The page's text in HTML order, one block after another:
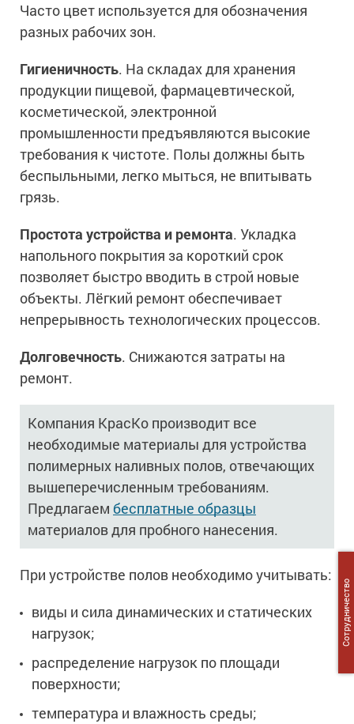
Часто цвет используется для обозначения
разных рабочих зон.
Гигиеничность. На складах для хранения
продукции пищевой, фармацевтической,
косметической, электронной
промышленности предъявляются высокие
требования к чистоте. Полы должны быть
беспыльными, легко мыться, не впитывать
грязь.
Простота устройства и ремонта. Укладка
напольного покрытия за короткий срок
позволяет быстро вводить в строй новые
объекты. Лёгкий ремонт обеспечивает
непрерывность технологических процессов.
Долговечность. Снижаются затраты на
ремонт.
Компания КрасКо производит все
необходимые материалы для устройства
полимерных наливных полов, отвечающих
вышеперечисленным требованиям.
Предлагаем бесплатные образцы
материалов для пробного нанесения.
При устройстве полов необходимо учитывать:
виды и сила динамических и статических
нагрузок;
распределение нагрузок по площади
поверхности;
температура и влажность среды;
Сотрудничество